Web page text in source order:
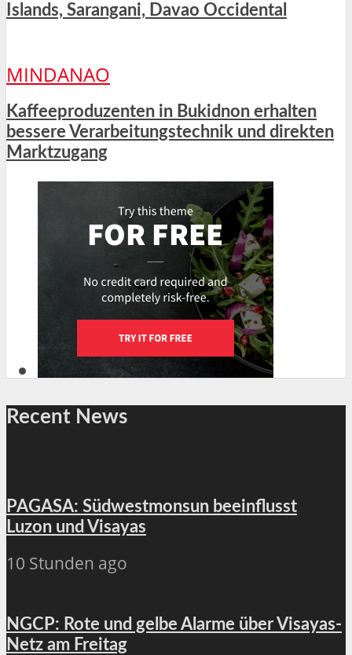
Islands, Sarangani, Davao Occidental
MINDANAO
Kaffeeproduzenten in Bukidnon erhalten
bessere Verarbeitungstechnik und direkten
Marktzugang
Recent News
PAGASA: Südwestmonsun beeinflusst
Luzon und Visayas
10 Stunden ago
NGCP: Rote und gelbe Alarme über Visayas-
Netz am Freitag